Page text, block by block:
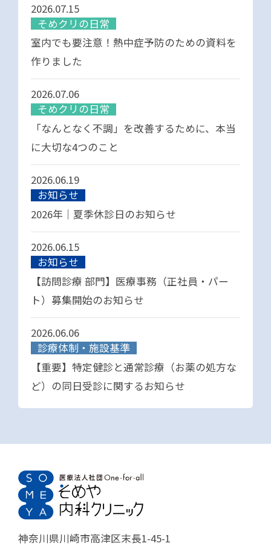
2026.07.15
そめクリの日常
室内でも要注意！熱中症予防のための資料を
作りました
2026.07.06
そめクリの日常
「なんとなく不調」を改善するために、本当
に大切な4つのこと
2026.06.19
お知らせ
2026年｜夏季休診日のお知らせ
2026.06.15
お知らせ
【訪問診療 部門】医療事務（正社員・パー
ト）募集開始のお知らせ
2026.06.06
診療体制・施設基準
【重要】特定健診と通常診療（お薬の処方な
ど）の同日受診に関するお知らせ
神奈川県川崎市高津区末長1-45-1